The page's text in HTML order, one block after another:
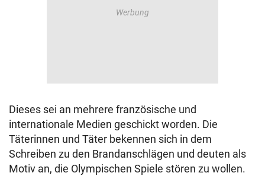
Dieses sei an mehrere französische und
internationale Medien geschickt worden. Die
Täterinnen und Täter bekennen sich in dem
Schreiben zu den Brandanschlägen und deuten als
Motiv an, die Olympischen Spiele stören zu wollen.